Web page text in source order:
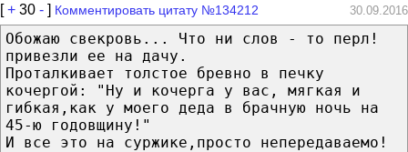
[+ 30 - ] Комментировать цитату №134212 30.09.2016
Обожаю свекровь... Что ни слов - то перл!
привезли ее на дачу.
Проталкивает толстое бревно в печку
кочергой: "Ну и кочерга у вас, мягкая и
гибкая,как у моего деда в брачную ночь на
45-ю годовщину!"
И все это на суржике,просто непередаваемо!